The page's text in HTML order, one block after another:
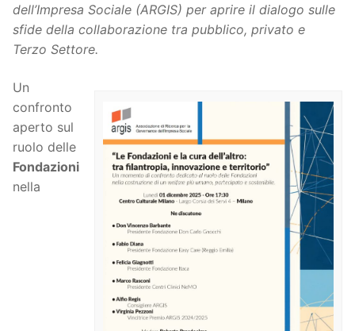
dell’Impresa Sociale (ARGIS) per aprire il dialogo sulle
sfide della collaborazione tra pubblico, privato e
Terzo Settore.
Un
confronto
aperto sul
ruolo delle
Fondazioni
nella